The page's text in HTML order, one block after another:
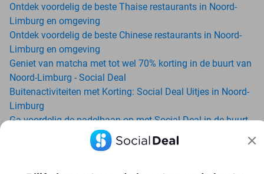
Ontdek voordelig de beste Thaise restaurants in Noord-
Limburg en omgeving
Ontdek voordelig de beste Chinese restaurants in Noord-
Limburg en omgeving
Geniet van matcha met tot wel 70% korting in de buurt van
Noord-Limburg - Social Deal
Buitenactiviteiten met Korting: Social Deal Uitjes in Noord-
Limburg
Ga voordelig de padelbaan op met Social Deal in de buurt
Geniet van je vakantie in Noord-Limburg in Nederland met